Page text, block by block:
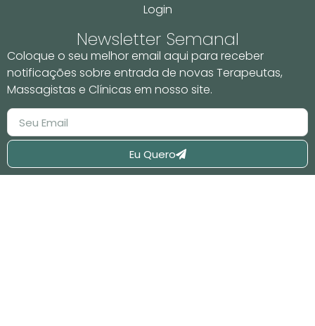
Login
Newsletter Semanal
Coloque o seu melhor email aqui para receber
notificações sobre entrada de novas Terapeutas,
Massagistas e Clínicas em nosso site.
Eu Quero